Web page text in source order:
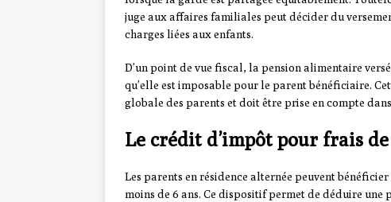
juge aux affaires familiales peut décider du
charges liées aux enfants.
D’un point de vue fiscal, la pension alimentaire
qu’elle est imposable pour le parent bénéficiaire.
globale des parents et doit être prise en compte
Le crédit d’impôt pour frais
Les parents en résidence alternée peuvent
moins de 6 ans. Ce dispositif permet de déduire une